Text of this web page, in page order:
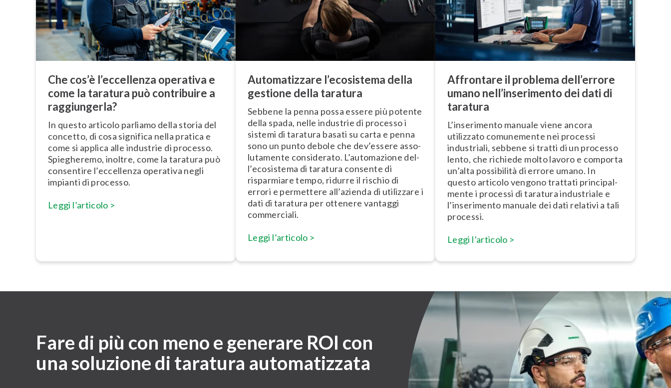
Che cos’è l’ec­cel­len­za operativa e
come la taratura può contribuire a
rag­giun­ger­la?
In questo articolo parliamo della storia del
concetto, di cosa significa nella pratica e
come si applica alle industrie di processo.
Spiegheremo, inoltre, come la taratura può
consentire l’ec­cel­len­za operativa negli
impianti di processo.
Leggi l’articolo >
Au­to­ma­tiz­za­re l’ecosistema della
gestione della taratura
Sebbene la penna possa essere più potente
della spada, nelle industrie di processo i
sistemi di taratura basati su carta e penna
sono un punto debole che dev’essere as­so­
lu­ta­men­te considerato. L’au­to­ma­zio­ne del­
l’e­co­si­ste­ma di taratura consente di
risparmiare tempo, ridurre il rischio di
errori e permettere all’azienda di utilizzare i
dati di taratura per ottenere vantaggi
commerciali.
Leggi l’articolo >
Affrontare il problema dell’errore
umano nel­l’in­se­ri­men­to dei dati di
taratura
L’in­se­ri­men­to manuale viene ancora
utilizzato comunemente nei processi
industriali, sebbene si tratti di un processo
lento, che richiede molto lavoro e comporta
un’alta possibilità di errore umano. In
questo articolo vengono trattati prin­ci­pal­
men­te i processi di taratura industriale e
l’inserimento manuale dei dati relativi a tali
processi.
Leggi l’articolo >
Fare di più con meno e generare ROI con
una soluzione di taratura automatizzata